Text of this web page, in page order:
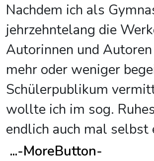
Nachdem ich als
jehrzehntelang die
Autorinnen und
mehr oder weniger
Schülerpublikum
wollte ich im sog.
endlich auch mal selbst
...-MoreButton-